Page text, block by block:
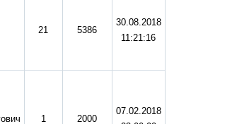
21 5386
30.08.2018
11:21:16
1 2000
07.02.2018